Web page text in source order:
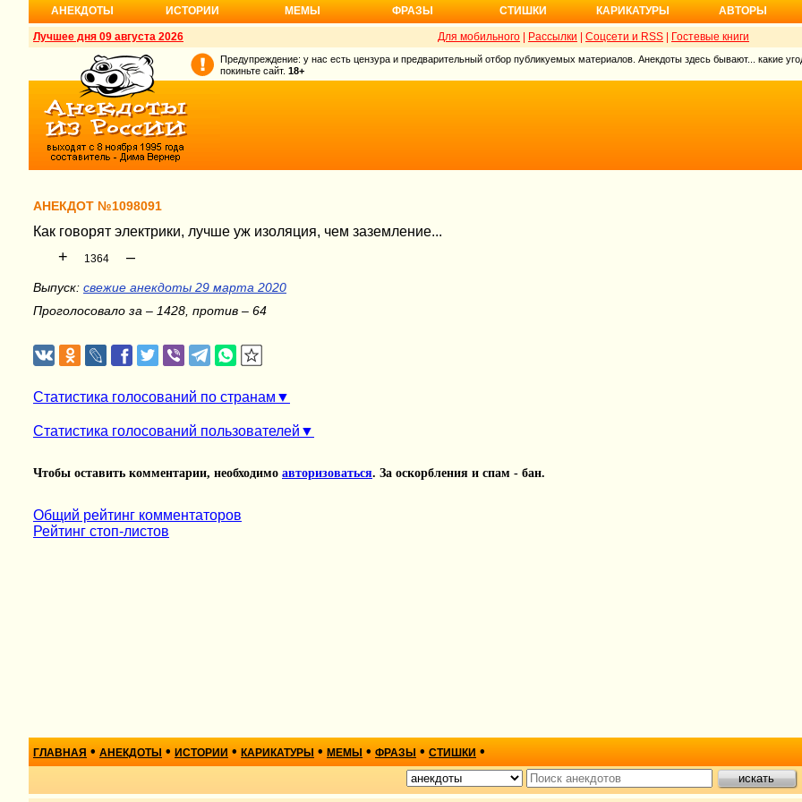
АНЕКДОТЫ ИСТОРИИ МЕМЫ ФРАЗЫ СТИШКИ КАРИКАТУРЫ АВТОРЫ
Лучшее дня 09 августа 2026 Для мобильного Рассылки Соцсети и RSS Гостевые книги
Предупреждение: у нас есть цензура и предварительный отбор публикуемых материалов. Анекдоты здесь бывают... какие
покиньте сайт. 18+
АНЕКДОТ №1098091
Как говорят электрики, лучше уж изоляция, чем заземление...
+ 1364 –
Выпуск: свежие анекдоты 29 марта 2020
Проголосовало за – 1428, против – 64
Статистика голосований по странам
Статистика голосований пользователей
Чтобы оставить комментарии, необходимо авторизоваться. За оскорбления и спам - бан.
Общий рейтинг комментаторов
Рейтинг стоп-листов
ГЛАВНАЯ • АНЕКДОТЫ • ИСТОРИИ • КАРИКАТУРЫ • МЕМЫ • ФРАЗЫ • СТИШКИ •